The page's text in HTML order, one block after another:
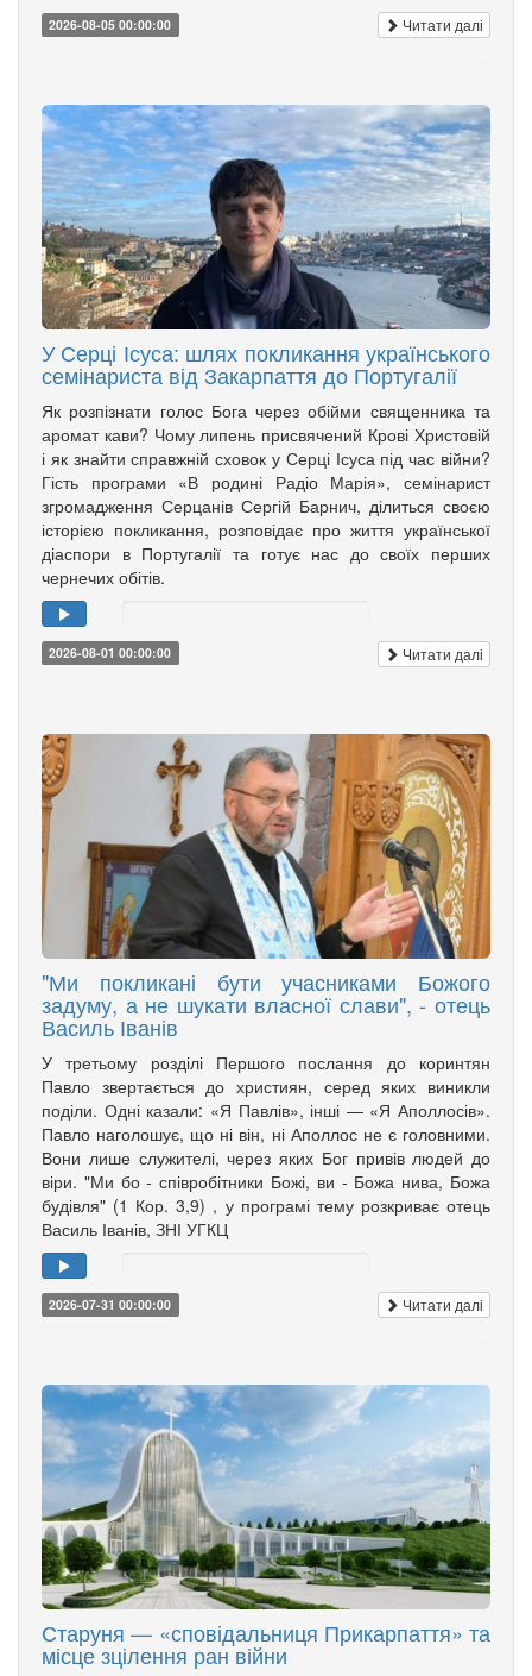
2026-08-05 00:00:00 Читати далі
У Серці Ісуса: шлях покликання українського
семінариста від Закарпаття до Португалії
Як розпізнати голос Бога через обійми священника та
аромат кави? Чому липень присвячений Крові Христовій
і як знайти справжній сховок у Серці Ісуса під час війни?
Гість програми «В родині Радіо Марія», семінарист
згромадження Серцанів Сергій Барнич, ділиться своєю
історією покликання, розповідає про життя української
діаспори в Португалії та готує нас до своїх перших
чернечих обітів.
2026-08-01 00:00:00 Читати далі
"Ми покликані бути учасниками Божого
задуму, а не шукати власної слави", - отець
Василь Іванів
У третьому розділі Першого послання до коринтян
Павло звертається до християн, серед яких виникли
поділи. Одні казали: «Я Павлів», інші — «Я Аполлосів».
Павло наголошує, що ні він, ні Аполлос не є головними.
Вони лише служителі, через яких Бог привів людей до
віри. "Ми бо - співробітники Божі, ви - Божа нива, Божа
будівля" (1 Кор. 3,9) , у програмі тему розкриває отець
Василь Іванів, ЗНІ УГКЦ
2026-07-31 00:00:00 Читати далі
Старуня — «сповідальниця Прикарпаття» та
місце зцілення ран війни